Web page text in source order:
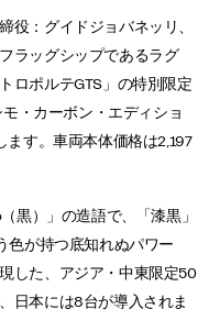
役：グイドジョバネッリ、
ラッグシップであるラグ
ロポルテGTS」の特別限定
・カーボン・エディショ
ます。車両本体価格は2,197
黒）」の造語で、「漆黒」
色が持つ底知れぬパワー
した、アジア・中東限定50
日本には8台が導入されま